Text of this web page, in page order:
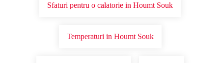
Sfaturi pentru o calatorie in Houmt Souk
Temperaturi in Houmt Souk